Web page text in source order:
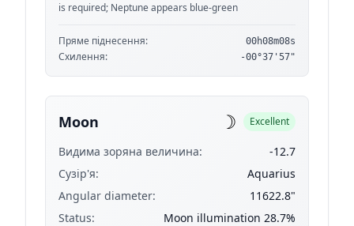
is required; Neptune appears blue-green
Пряме піднесення: 00h08m08s
Схилення: -00°37'57"
Moon ☽ Excellent
Видима зоряна величина:
-12.7
Сузір'я:
Aquarius
Angular diameter:
11622.8"
Status:
Moon illumination 28.7%